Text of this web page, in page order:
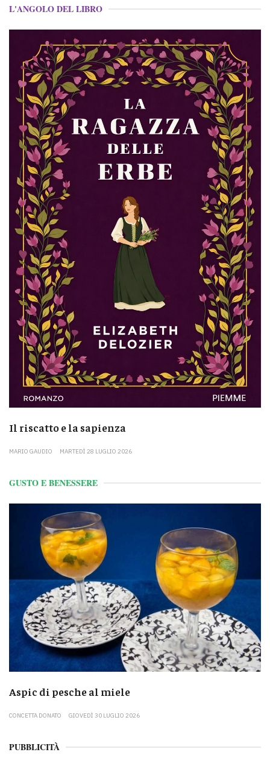
L'ANGOLO DEL LIBRO
Il riscatto e la sapienza
MARIO GAUDIO MARTEDÌ 28 LUGLIO 2026
GUSTO E BENESSERE
Aspic di pesche al miele
CONCETTA DONATO GIOVEDÌ 30 LUGLIO 2026
PUBBLICITÀ